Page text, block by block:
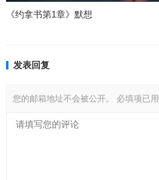
《约拿书第1章》默想
发表回复
您的邮箱地址不会被公开。 必填项已用